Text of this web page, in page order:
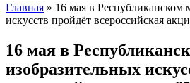
Вы здесь
Главная » 16 мая в Республиканском
искусств пройдёт всероссийская
16 мая в
изобразительных